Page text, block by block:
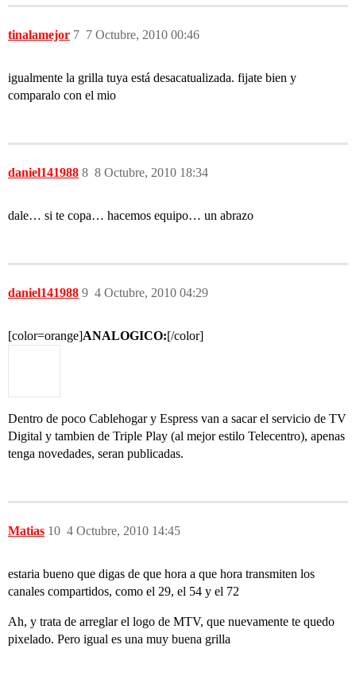
tinalamejor 7 Octubre, 2010 00:46
7
igualmente la grilla tuya está desacatualizada. fijate bien y
comparalo con el mio
daniel141988 8 Octubre, 2010 18:34
8
dale… si te copa… hacemos equipo… un abrazo
daniel141988 4 Octubre, 2010 04:29
9
[color=orange]ANALOGICO:[/color]
Dentro de poco Cablehogar y Espress van a sacar el servicio de TV
Digital y tambien de Triple Play (al mejor estilo Telecentro), apenas
tenga novedades, seran publicadas.
Matias 4 Octubre, 2010 14:45
10
estaria bueno que digas de que hora a que hora transmiten los
canales compartidos, como el 29, el 54 y el 72
Ah, y trata de arreglar el logo de MTV, que nuevamente te quedo
pixelado. Pero igual es una muy buena grilla